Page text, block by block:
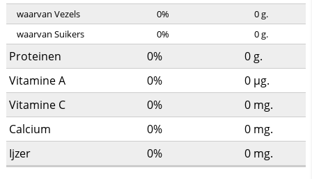
waarvan Vezels 0% 0g.
waarvan Suikers
0% 0g.
Proteinen 0% 0 g.
Vitamine A
0% 0 µg.
Vitamine C
0% 0 mg.
Calcium
0% 0 mg.
Ijzer
0% 0 mg.